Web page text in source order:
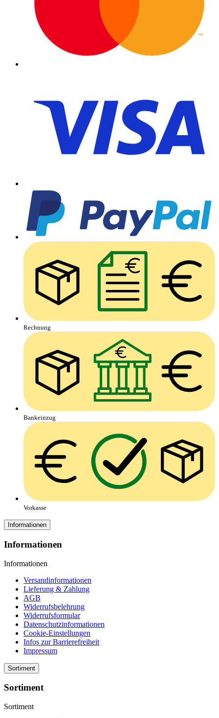
Rechnung
Bankeinzug
Vorkasse
Informationen
Informationen
Informationen
Versandinformationen
Lieferung & Zahlung
AGB
Widerrufsbelehrung
Widerrufsformular
Datenschutzinformationen
Cookie-Einstellungen
Infos zur Barrierefreiheit
Impressum
Sortiment
Sortiment
Sortiment